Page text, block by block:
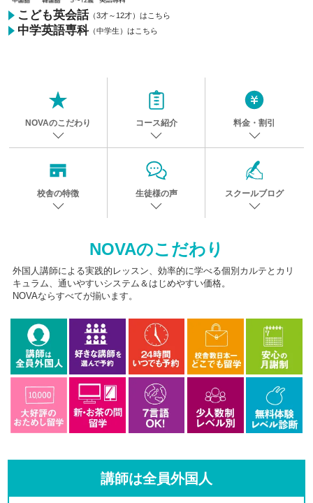
こども英会話（3才～12才）はこちら
中学英語専科（中学生）はこちら
NOVAのこだわり コース紹介 料金・割引
校舎の特徴 生徒様の声 スクールブログ
NOVAのこだわり
外国人講師による実践的レッスン、効率的に学べる個別カルテとカリ
キュラム、通いやすいシステム＆はじめやすい価格。
NOVAならすべてが揃います。
講師は全員外国人